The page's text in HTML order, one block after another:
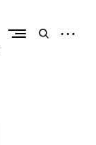
openopen